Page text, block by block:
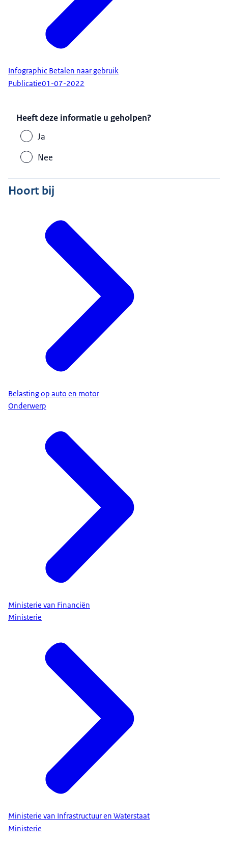
Infographic Betalen naar gebruik
Publicatie01-07-2022
Heeft deze informatie u geholpen?
Ja
Nee
Hoort bij
Belasting op auto en motor
Onderwerp
Ministerie van Financiën
Ministerie
Ministerie van Infrastructuur en Waterstaat
Ministerie